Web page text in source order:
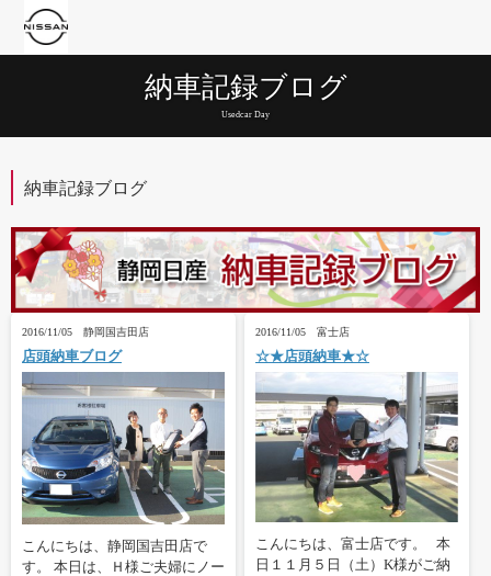
納車記録ブログ
Usedcar Day
納車記録ブログ
2016/11/05 静岡国吉田店
店頭納車ブログ
こんにちは、静岡国吉田店で
す。 本日は、Ｈ様ご夫婦にノー
2016/11/05 富士店
☆★店頭納車★☆
こんにちは、富士店です。 本
日１１月５日（土）K様がご納